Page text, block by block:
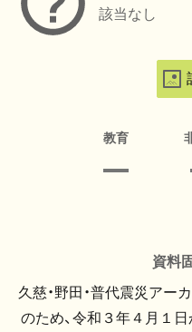
該当なし
教育
資料
久慈・野田・普代震災アー
のため、令和３年４月１